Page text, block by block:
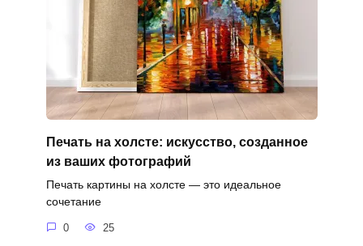
Печать на холсте: искусство, созданное
из ваших фотографий
Печать картины на холсте — это идеальное
сочетание
0 25